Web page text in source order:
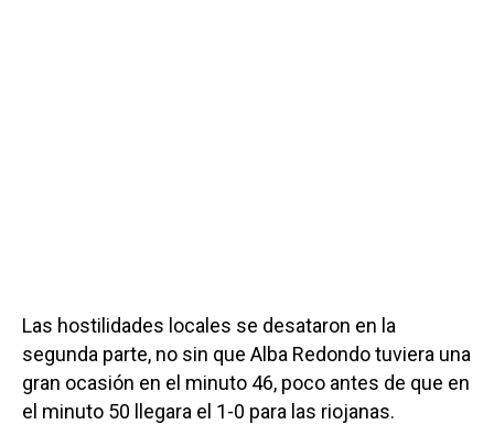
Las hostilidades locales se desataron en la
segunda parte, no sin que Alba Redondo tuviera una
gran ocasión en el minuto 46, poco antes de que en
el minuto 50 llegara el 1-0 para las riojanas.